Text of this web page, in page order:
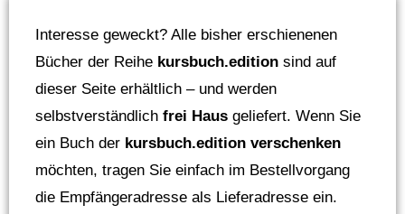
Interesse geweckt? Alle bisher erschienenen
Bücher der Reihe kursbuch.edition sind auf
dieser Seite erhältlich – und werden
selbstverständlich frei Haus geliefert. Wenn Sie
ein Buch der kursbuch.edition verschenken
möchten, tragen Sie einfach im Bestellvorgang
die Empfängeradresse als Lieferadresse ein.